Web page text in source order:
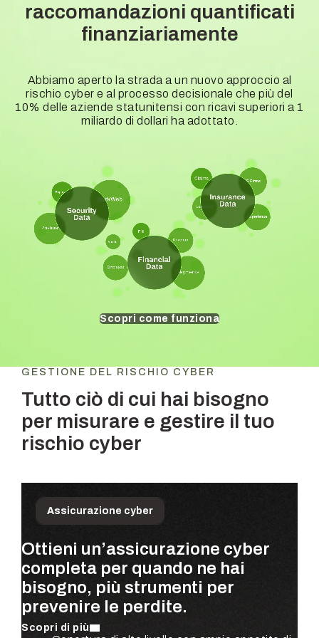
raccomandazioni quantificati
finanziariamente
Abbiamo aperto la strada a un nuovo approccio al
rischio cyber e al processo decisionale che più del
10% delle aziende statunitensi con ricavi superiori a 1
miliardo di dollari ha adottato.
Scopri come funziona
GESTIONE DEL RISCHIO CYBER
Tutto ciò di cui hai bisogno
per misurare e gestire il tuo
rischio cyber
Assicurazione cyber
Ottieni un’assicurazione cyber
completa per quando ne hai
bisogno, più strumenti per
prevenire le perdite.
Scopri di più
Dai priorità ai rischi che contano
di più per la tua azienda—
quantificati usando dati reali sui
sinistri e validati da esperti di
sicurezza.
Ottieni valutazioni del rischio
continue, basate su dollari, per
l’intera organizzazione—
completamente automatizzate.
Scopri di più